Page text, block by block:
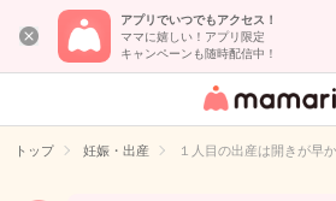
アプリでいつでもアクセス！
ママに嬉しい！アプリ限定
キャンペーンも随時配信中！
女性専用匿名QA
イト
トップ 妊娠・出産 １人目の出産は開きが早